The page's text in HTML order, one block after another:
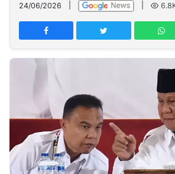
PT
TREETAN
MULTIMEDIA
INDONESIA
Insight
Suara
Lens
Daily
Jalan
Idealita
Kita
Dinamikapost.com
Radar
Seedbacklink
Follow
Kabarbaru
24/06/2026